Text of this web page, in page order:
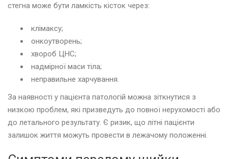
стегна може бути ламкість кісток через:
клімаксу;
онкоутворень;
хвороб ЦНС;
надмірної маси тіла;
неправильне харчування.
За наявності у пацієнта патологій можна зіткнутися з
низкою проблем, які призведуть до повної нерухомості або
до летального результату. Є ризик, що літні пацієнти
залишок життя можуть провести в лежачому положенні.